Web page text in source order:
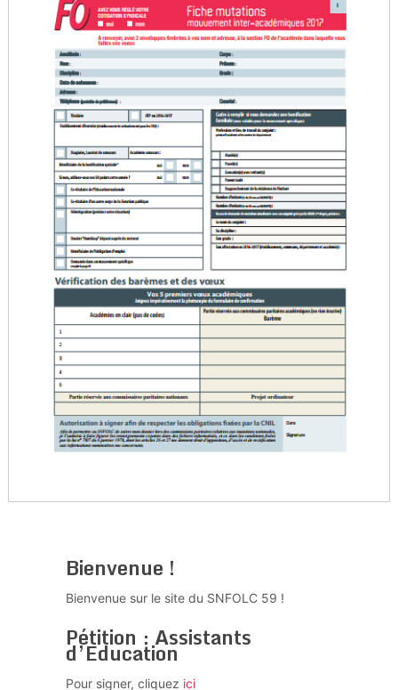
Bienvenue !
Bienvenue sur le site du SNFOLC 59 !
Pétition : Assistants
d’Education
Pour signer, cliquez ici